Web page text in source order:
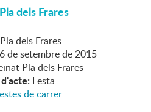
dels Frares
dels Frares
de setembre de 2015
Pla dels Frares
Festa
de carrer